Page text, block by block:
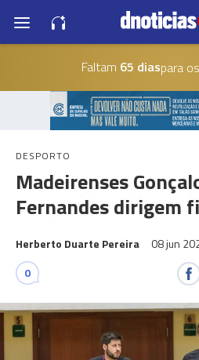
Faltam 65 diaspara os
DESPORTO
Madeirenses
Fernandes dirigem
Herberto Duarte Pereira 08 jun
0